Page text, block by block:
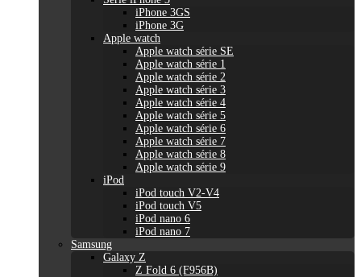
iPhone 3GS
iPhone 3G
Apple watch
Apple watch série SE
Apple watch série 1
Apple watch série 2
Apple watch série 3
Apple watch série 4
Apple watch série 5
Apple watch série 6
Apple watch série 7
Apple watch série 8
Apple watch série 9
iPod
iPod touch V2-V4
iPod touch V5
iPod nano 6
iPod nano 7
Samsung
Galaxy Z
Z Fold 6 (F956B)